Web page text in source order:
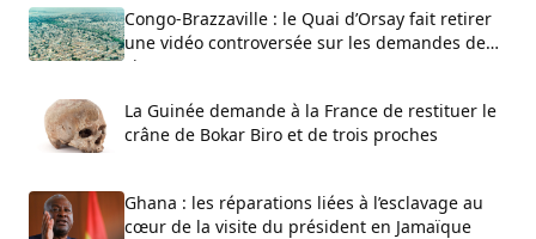
Congo-Brazzaville : le Quai d’Orsay fait retirer
une vidéo controversée sur les demandes de
visa
La Guinée demande à la France de restituer le
crâne de Bokar Biro et de trois proches
Ghana : les réparations liées à l’esclavage au
cœur de la visite du président en Jamaïque